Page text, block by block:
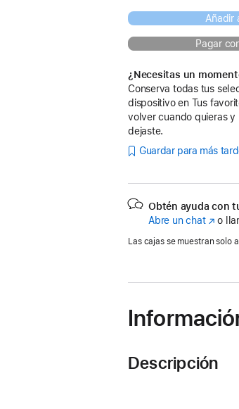
Añadir
Pagar
¿Necesitas un
Conserva todas tus
dispositivo en Tus
volver cuando quieras
dejaste.
Guardar para más
Obtén ayuda con
Abre un chat(Seo
Las cajas se muestran solo
Descripción